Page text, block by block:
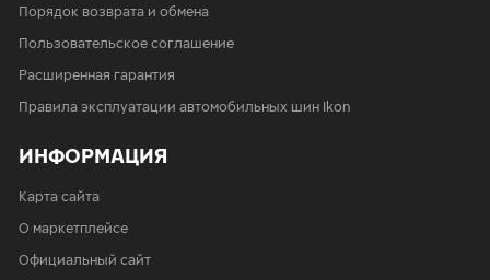
Порядок возврата и обмена
Пользовательское соглашение
Расширенная гарантия
Правила эксплуатации автомобильных шин Ikon
ИНФОРМАЦИЯ
Карта сайта
О маркетплейсе
Официальный сайт